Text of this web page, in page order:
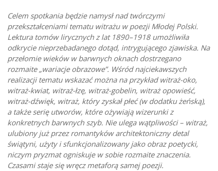
Celem spotkania będzie namysł nad twórczymi
przekształceniami tematu witrażu w poezji Młodej Polski.
Lektura tomów lirycznych z lat 1890–1918 umożliwiła
odkrycie nieprzebadanego dotąd, intrygującego zjawiska. Na
przełomie wieków w barwnych oknach dostrzegano
rozmaite „wariacje obrazowe”. Wśród najciekawszych
realizacji tematu wskazać można na przykład witraż-oko,
witraż-kwiat, witraż-łzę, witraż-gobelin, witraż opowieść,
witraż-dźwięk, witraż, który zyskał płeć (w dodatku żeńską),
a także serię utworów, które ożywiają wizerunki z
konkretnych barwnych szyb. Nie ulega wątpliwości – witraż,
ulubiony już przez romantyków architektoniczny detal
świątyni, użyty i sfunkcjonalizowany jako obraz poetycki,
niczym pryzmat ogniskuje w sobie rozmaite znaczenia.
Czasami staje się wręcz metaforą samej poezji.